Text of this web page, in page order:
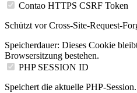
Contao HTTPS CSRF Token
Schützt vor Cross-Site-Request-
Speicherdauer: Dieses Cookie
Browsersitzung bestehen.
PHP SESSION ID
Speichert die aktuelle PHP-Session.